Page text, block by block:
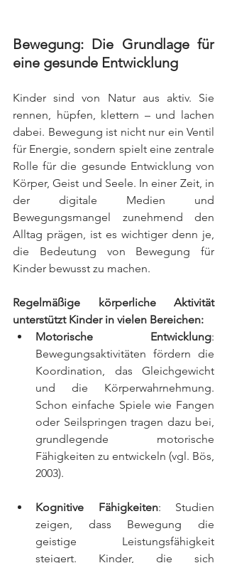
Bewegung: Die Grundlage für
eine gesunde Entwicklung
Kinder sind von Natur aus aktiv. Sie
rennen, hüpfen, klettern – und lachen
dabei. Bewegung ist nicht nur ein Ventil
für Energie, sondern spielt eine zentrale
Rolle für die gesunde Entwicklung von
Körper, Geist und Seele. In einer Zeit, in
der digitale Medien und
Bewegungsmangel zunehmend den
Alltag prägen, ist es wichtiger denn je,
die Bedeutung von Bewegung für
Kinder bewusst zu machen.
Regelmäßige körperliche Aktivität
unterstützt Kinder in vielen Bereichen:
Motorische Entwicklung:
Bewegungsaktivitäten fördern die
Koordination, das Gleichgewicht
und die Körperwahrnehmung.
Schon einfache Spiele wie Fangen
oder Seilspringen tragen dazu bei,
grundlegende motorische
Fähigkeiten zu entwickeln (vgl. Bös,
2003).
Kognitive Fähigkeiten: Studien
zeigen, dass Bewegung die
geistige Leistungsfähigkeit
steigert. Kinder, die sich